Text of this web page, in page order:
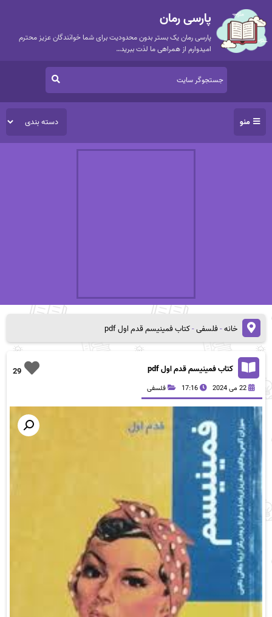
پارسی رمان
پارسی رمان یک بستر بدون محدودیت برای شما خوانندگان عزیز محترم
امیدوارم از همراهی ما لذت ببرید…
منو
خانه-فلسفی-کتاب فمینیسم قدم اول pdf
29 کتاب فمینیسم قدم اول pdf
22 می 2024 17:16 فلسفی